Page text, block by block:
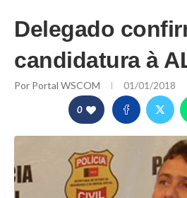
Delegado
candidatura à
Por Portal WSCOM 01/01/2018
0